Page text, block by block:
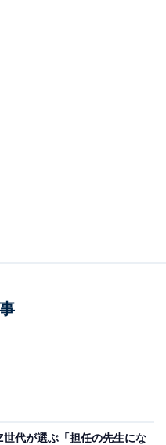
世代が選ぶ「担任の先生にな